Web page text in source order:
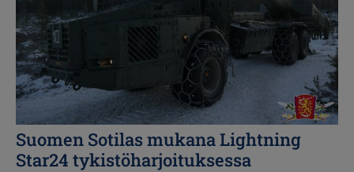
Suomen Sotilas mukana Lightning
Star24 tykistöharjoituksessa